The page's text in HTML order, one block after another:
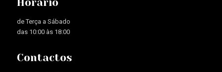
Horário
de Terça a Sábado
das 10:00 às 18:00
Contactos